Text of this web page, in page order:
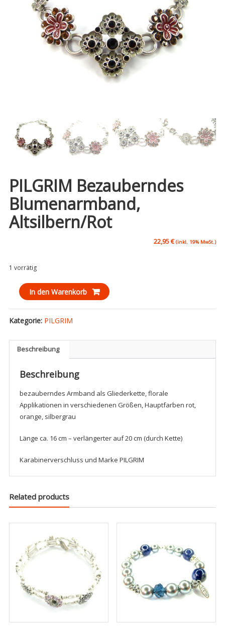
PILGRIM Bezauberndes
Blumenarmband,
Altsilbern/rot
22,95€ (inkl. 19% MwSt.)
1 vorrätig
PILGRIM
bezauberndes
Blumenarmband,
altsilbern/rot
In den Warenkorb
Kategorie: PILGRIM
Beschreibung
Beschreibung
bezauberndes Armband als Gliederkette, florale
Applikationen in verschiedenen Größen, Hauptfarben rot,
orange, silbergrau
Länge ca. 16 cm – verlängerter auf 20 cm (durch Kette)
Karabinerverschluss und Marke PILGRIM
Related products